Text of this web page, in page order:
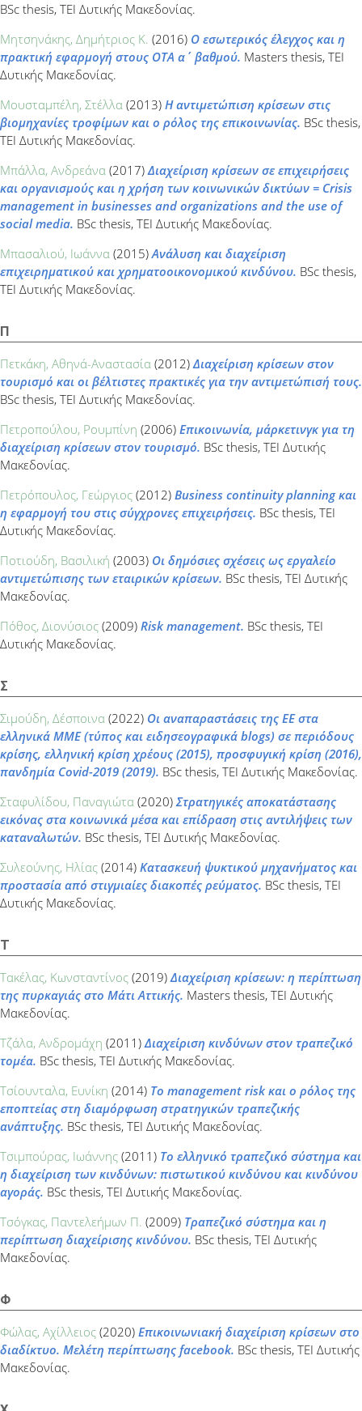
BSc thesis, ΤΕΙ Δυτικής Μακεδονίας.
Μητσηνάκης, Δημήτριος Κ. (2016) Ο εσωτερικός έλεγχος και η
πρακτική εφαρμογή στους ΟΤΑ α΄ βαθμού. Masters thesis, ΤΕΙ
Δυτικής Μακεδονίας.
Μουσταμπέλη, Στέλλα (2013) Η αντιμετώπιση κρίσεων στις
βιομηχανίες τροφίμων και ο ρόλος της επικοινωνίας. BSc thesis,
ΤΕΙ Δυτικής Μακεδονίας.
Μπάλλα, Ανδρεάνα (2017) Διαχείριση κρίσεων σε επιχειρήσεις
και οργανισμούς και η χρήση των κοινωνικών δικτύων = Crisis
management in businesses and organizations and the use of
social media. BSc thesis, ΤΕΙ Δυτικής Μακεδονίας.
Μπασαλιού, Ιωάννα (2015)Ανάλυση και διαχείριση
επιχειρηματικού και χρηματοοικονομικού κινδύνου. BSc thesis,
ΤΕΙ Δυτικής Μακεδονίας.
Π
Πετκάκη, Αθηνά-Αναστασία (2012) Διαχείριση κρίσεων στον
τουρισμό και οι βέλτιστες πρακτικές για την αντιμετώπισή τους.
BSc thesis, ΤΕΙ Δυτικής Μακεδονίας.
Πετροπούλου, Ρουμπίνη (2006) Επικοινωνία, μάρκετινγκ για τη
διαχείριση κρίσεων στον τουρισμό. BSc thesis, ΤΕΙ Δυτικής
Μακεδονίας.
Πετρόπουλος, Γεώργιος (2012) Business continuity planning και
η εφαρμογή του στις σύγχρονες επιχειρήσεις. BSc thesis, ΤΕΙ
Δυτικής Μακεδονίας.
Ποτιούδη, Βασιλική (2003) Οι δημόσιες σχέσεις ως εργαλείο
αντιμετώπισης των εταιρικών κρίσεων. BSc thesis, ΤΕΙ Δυτικής
Μακεδονίας.
Πόθος, Διονύσιος (2009) Risk management. BSc thesis, ΤΕΙ
Δυτικής Μακεδονίας.
Σ
Σιμούδη, Δέσποινα (2022) Οι αναπαραστάσεις της ΕΕ στα
ελληνικά ΜΜΕ (τύπος και ειδησεογραφικά blogs) σε περιόδους
κρίσης, ελληνική κρίση χρέους (2015), προσφυγική κρίση (2016),
πανδημία Covid-2019 (2019). BSc thesis, ΤΕΙ Δυτικής Μακεδονίας.
Σταφυλίδου, Παναγιώτα (2020) Στρατηγικές αποκατάστασης
εικόνας στα κοινωνικά μέσα και επίδραση στις αντιλήψεις των
καταναλωτών. BSc thesis, ΤΕΙ Δυτικής Μακεδονίας.
Συλεούνης, Ηλίας (2014) Κατασκευή ψυκτικού μηχανήματος και
προστασία από στιγμιαίες διακοπές ρεύματος. BSc thesis, ΤΕΙ
Δυτικής Μακεδονίας.
Τ
Τακέλας, Κωνσταντίνος (2019) Διαχείριση κρίσεων: η περίπτωση
της πυρκαγιάς στο Μάτι Αττικής. Masters thesis, ΤΕΙ Δυτικής
Μακεδονίας.
Τζάλα, Ανδρομάχη (2011) Διαχείριση κινδύνων στον τραπεζικό
τομέα. BSc thesis, ΤΕΙ Δυτικής Μακεδονίας.
Τσίουνταλα, Ευνίκη (2014) Το management risk και ο ρόλος της
εποπτείας στη διαμόρφωση στρατηγικών τραπεζικής
ανάπτυξης. BSc thesis, ΤΕΙ Δυτικής Μακεδονίας.
Τσιμπούρας, Ιωάννης (2011) Το ελληνικό τραπεζικό σύστημα και
η διαχείριση των κινδύνων: πιστωτικού κινδύνου και κινδύνου
αγοράς. BSc thesis, ΤΕΙ Δυτικής Μακεδονίας.
Τσόγκας, Παντελεήμων Π. (2009) Τραπεζικό σύστημα και η
περίπτωση διαχείρισης κινδύνου. BSc thesis, ΤΕΙ Δυτικής
Μακεδονίας.
Φ
Φώλας, Αχίλλειος (2020) Επικοινωνιακή διαχείριση κρίσεων στο
διαδίκτυο. Μελέτη περίπτωσης facebook. BSc thesis, ΤΕΙ Δυτικής
Μακεδονίας.